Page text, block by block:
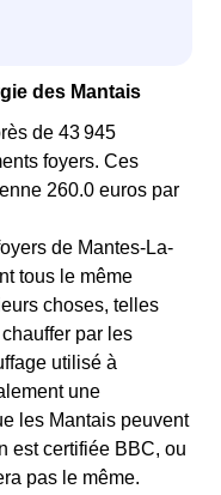
des Mantais
de 43 945
foyers. Ces
260.0 euros par
de Mantes-La-
tous le même
choses, telles
par les
utilisé à
une
les Mantais peuvent
est certifiée BBC, ou
pas le même.